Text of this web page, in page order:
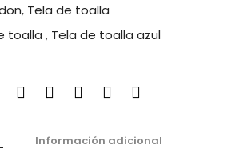
, Tela de toalla
toalla , Tela de toalla azul
Información adicional